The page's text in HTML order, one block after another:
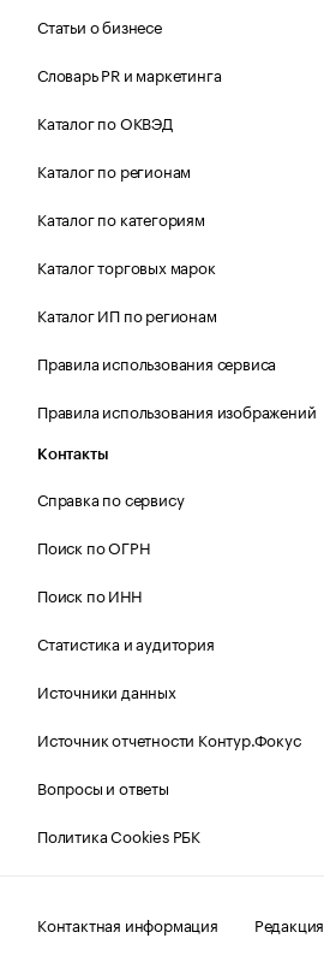
Статьи о бизнесе
Словарь PR и маркетинга
Каталог по ОКВЭД
Каталог по регионам
Каталог по категориям
Каталог торговых марок
Каталог ИП по регионам
Правила использования сервиса
Правила использования изображений
Контакты
Справка по сервису
Поиск по ОГРН
Поиск по ИНН
Статистика и аудитория
Источники данных
Источник отчетности Контур.Фокус
Вопросы и ответы
Политика Cookies РБК
Контактная информация
Редакция